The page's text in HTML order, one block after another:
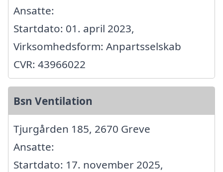
Ansatte:
Startdato: 01. april 2023,
Virksomhedsform: Anpartsselskab
CVR: 43966022
Bsn Ventilation
Tjurgården 185, 2670 Greve
Ansatte:
Startdato: 17. november 2025,